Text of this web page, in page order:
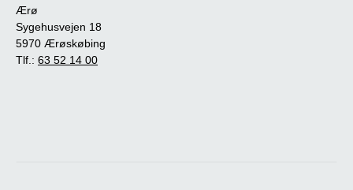
Ærø
Sygehusvejen 18
5970 Ærøskøbing
Tlf.: 63 52 14 00